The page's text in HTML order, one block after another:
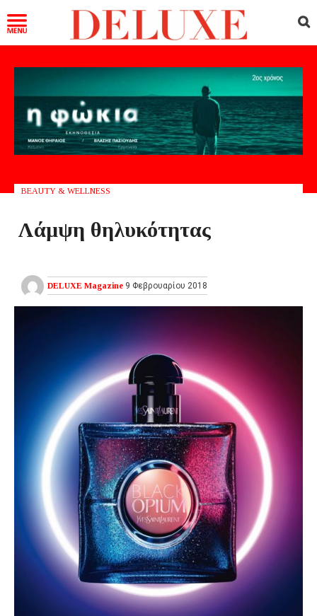
BEAUTY & WELLNESS
Λάμψη θηλυκότητας
DELUXE Magazine 9 Φεβρουαρίου 2018